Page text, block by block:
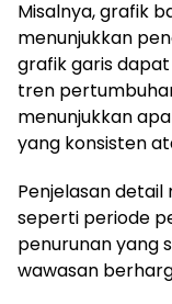
Misalnya, grafik
menunjukkan
grafik garis
tren
menunjukkan
yang konsisten
Penjelasan
seperti periode
penurunan yang
wawasan